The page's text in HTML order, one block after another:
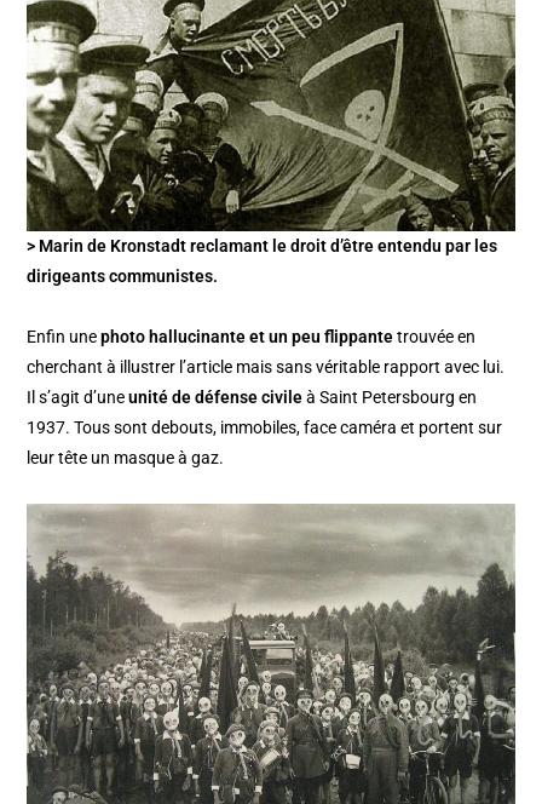
> Marin de Kronstadt reclamant le droit d’être entendu par les
dirigeants communistes.
Enfin unephoto hallucinante et un peu flippantetrouvée en
cherchant à illustrer l’article mais sans véritable rapport avec lui.
Il s’agit d’uneunité de défense civileà Saint Petersbourg en
1937. Tous sont debouts, immobiles, face caméra et portent sur
leur tête un masque à gaz.